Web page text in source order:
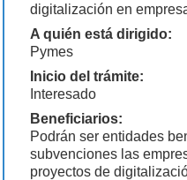
digitalización en
A quién está dirigido:
Pymes
Inicio del trámite:
Interesado
Beneficiarios:
Podrán ser entidades
subvenciones las
proyectos de